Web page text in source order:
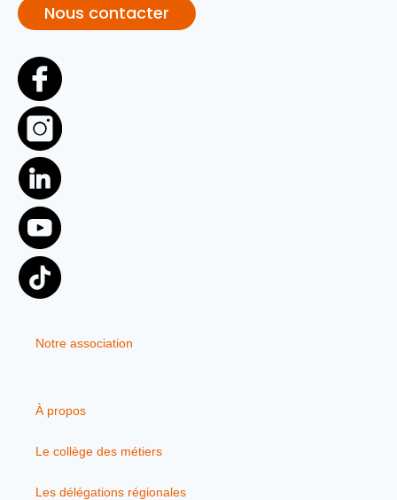
Nous contacter
Notre association
À propos
Le collège des métiers
Les délégations régionales